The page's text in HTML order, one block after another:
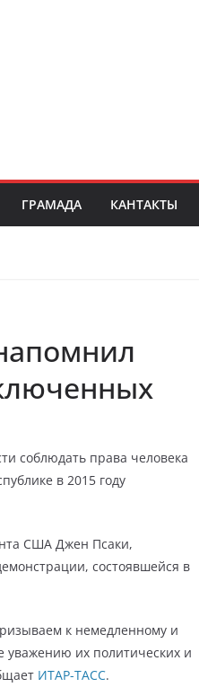
ГРАМАДА КАНТАКТЫ
соблюдать права человека
в 2015 году
США Джен Псаки,
состоявшейся в
к немедленному и
уважению их политических и
ИТАР-ТАСС.